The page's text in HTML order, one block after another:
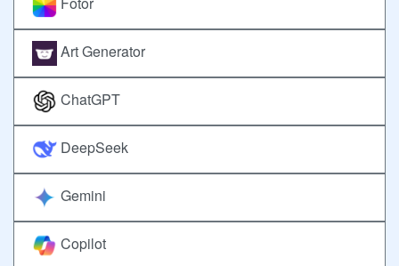
Art Generator
ChatGPT
DeepSeek
Gemini
Copilot